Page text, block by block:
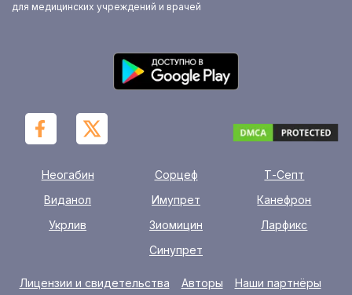
для медицинских учреждений и врачей
Неогабин Сорцеф
Т-Септ
Виданол
Имупрет
Канефрон
Укрлив
Зиомицин
Ларфикс
Синупрет
Лицензии и свидетельства Авторы Наши партнёры